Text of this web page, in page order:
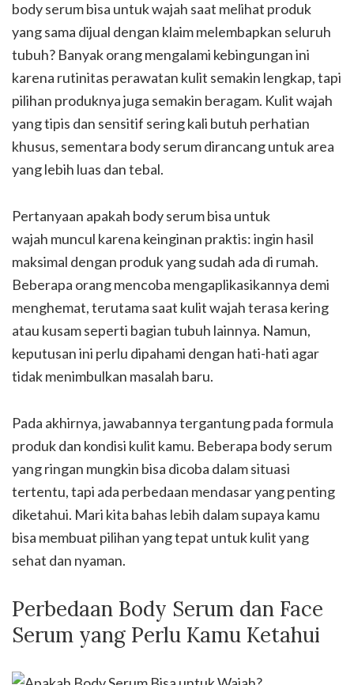
body serum bisa untuk wajah saat melihat produk
yang sama dijual dengan klaim melembapkan seluruh
tubuh? Banyak orang mengalami kebingungan ini
karena rutinitas perawatan kulit semakin lengkap, tapi
pilihan produknya juga semakin beragam. Kulit wajah
yang tipis dan sensitif sering kali butuh perhatian
khusus, sementara body serum dirancang untuk area
yang lebih luas dan tebal.
Pertanyaan apakah body serum bisa untuk
wajah muncul karena keinginan praktis: ingin hasil
maksimal dengan produk yang sudah ada di rumah.
Beberapa orang mencoba mengaplikasikannya demi
menghemat, terutama saat kulit wajah terasa kering
atau kusam seperti bagian tubuh lainnya. Namun,
keputusan ini perlu dipahami dengan hati-hati agar
tidak menimbulkan masalah baru.
Pada akhirnya, jawabannya tergantung pada formula
produk dan kondisi kulit kamu. Beberapa body serum
yang ringan mungkin bisa dicoba dalam situasi
tertentu, tapi ada perbedaan mendasar yang penting
diketahui. Mari kita bahas lebih dalam supaya kamu
bisa membuat pilihan yang tepat untuk kulit yang
sehat dan nyaman.
Perbedaan Body Serum dan Face
Serum yang Perlu Kamu Ketahui